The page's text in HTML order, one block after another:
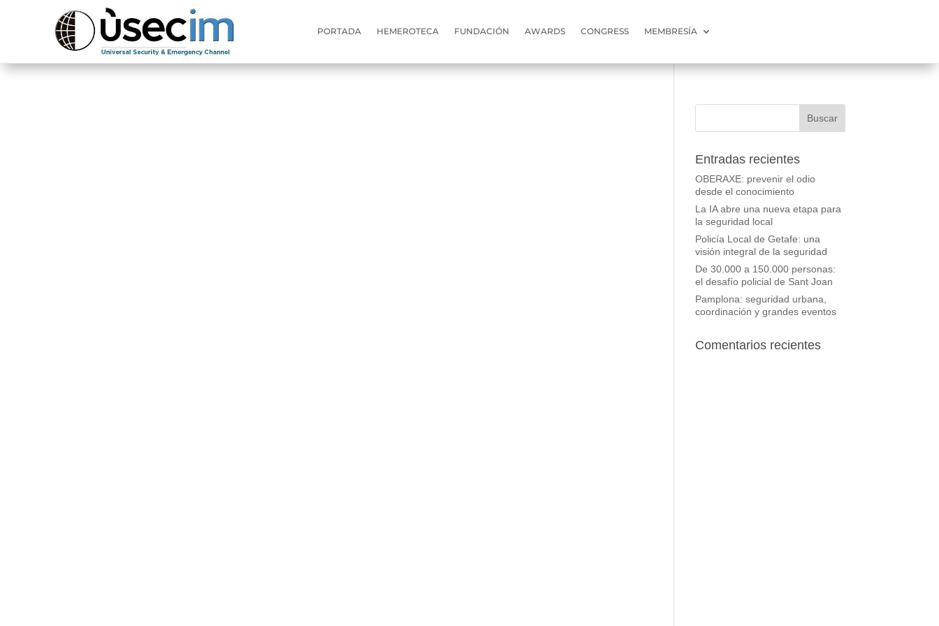
PORTADA HEMEROTECA FUNDACIÓN AWARDS CONGRESS MEMBRESÍA
Entradas recientes
OBERAXE: prevenir el odio
desde el conocimiento
La IA abre una nueva etapa para
la seguridad local
Policía Local de Getafe: una
visión integral de la seguridad
De 30.000 a 150.000 personas:
el desafío policial de Sant Joan
Pamplona: seguridad urbana,
coordinación y grandes eventos
Comentarios recientes